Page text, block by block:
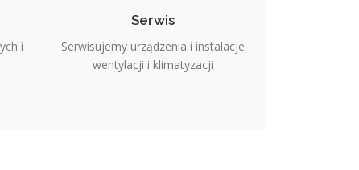
i
Serwis
Serwisujemy urządzenia i instalacje
wentylacji i klimatyzacji